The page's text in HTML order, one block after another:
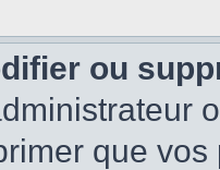
ou
que